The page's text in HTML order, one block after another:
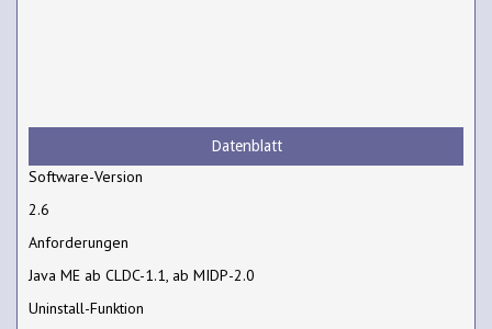
Datenblatt
Software-Version
2.6
Anforderungen
Java ME ab CLDC-1.1, ab MIDP-2.0
Uninstall-Funktion